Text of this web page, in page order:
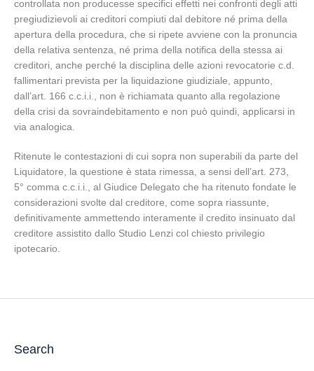
controllata non producesse specifici effetti nei confronti degli atti
pregiudizievoli ai creditori compiuti dal debitore né prima della
apertura della procedura, che si ripete avviene con la pronuncia
della relativa sentenza, né prima della notifica della stessa ai
creditori, anche perché la disciplina delle azioni revocatorie c.d.
fallimentari prevista per la liquidazione giudiziale, appunto,
dall’art. 166 c.c.i.i., non è richiamata quanto alla regolazione
della crisi da sovraindebitamento e non può quindi, applicarsi in
via analogica.
Ritenute le contestazioni di cui sopra non superabili da parte del
Liquidatore, la questione è stata rimessa, a sensi dell’art. 273,
5° comma c.c.i.i., al Giudice Delegato che ha ritenuto fondate le
considerazioni svolte dal creditore, come sopra riassunte,
definitivamente ammettendo interamente il credito insinuato dal
creditore assistito dallo Studio Lenzi col chiesto privilegio
ipotecario.
Search